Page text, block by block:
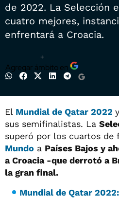
de 2022. La Selección
cuatro mejores,
enfrentará a Croacia.
+
Agregar ámbito en
El Mundial de Qatar 2022
sus semifinalistas. La
superó por los cuartos de
Mundo a Países Bajos y
a Croacia -que derrotó a
la gran final.
Mundial de Qatar